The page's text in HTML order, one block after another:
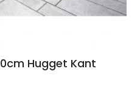
Hugget Kant